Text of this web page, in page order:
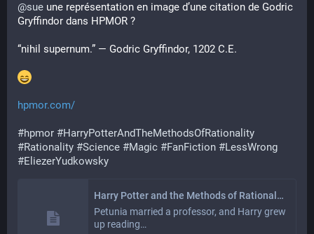
@sue une représentation en image d’une citation de Godric
Gryffindor dans HPMOR ?
“nihil supernum.” — Godric Gryffindor, 1202 C.E.
hpmor.com/
#hpmor #HarryPotterAndTheMethodsOfRationality
#Rationality #Science #Magic #FanFiction #LessWrong
#EliezerYudkowsky
Harry Potter and the Methods of Rationality
Petunia married a professor, and Harry grew
up reading…